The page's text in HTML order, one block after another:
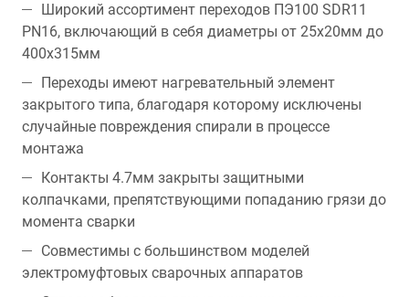
Широкий ассортимент переходов ПЭ100 SDR11
PN16, включающий в себя диаметры от 25х20мм до
400х315мм
Переходы имеют нагревательный элемент
закрытого типа, благодаря которому исключены
случайные повреждения спирали в процессе
монтажа
Контакты 4.7мм закрыты защитными
колпачками, препятствующими попаданию грязи до
момента сварки
Совместимы с большинством моделей
электромуфтовых сварочных аппаратов